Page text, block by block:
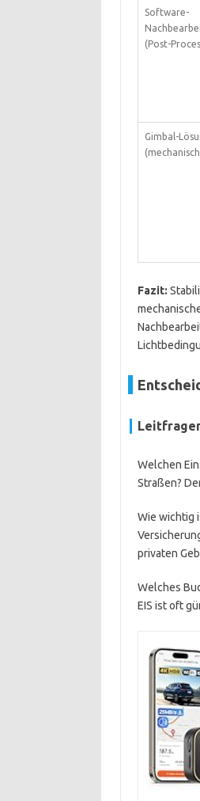
Software-
(Post-
Gimbal-
Fazit:
Welchen
Straßen?
Wie wichtig
privaten
Welches
EIS ist oft